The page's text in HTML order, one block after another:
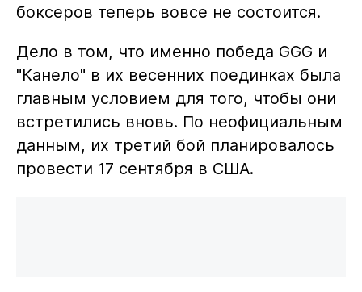
боксеров теперь вовсе не состоится.
Дело в том, что именно победа GGG и
"Канело" в их весенних поединках была
главным условием для того, чтобы они
встретились вновь. По неофициальным
данным, их третий бой планировалось
провести 17 сентября в США.